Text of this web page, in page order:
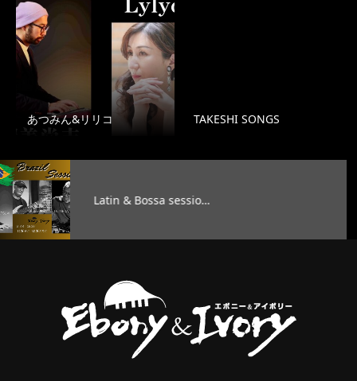
あつみん&リリコ TAKESHI SONGS
& Bossa sessio…